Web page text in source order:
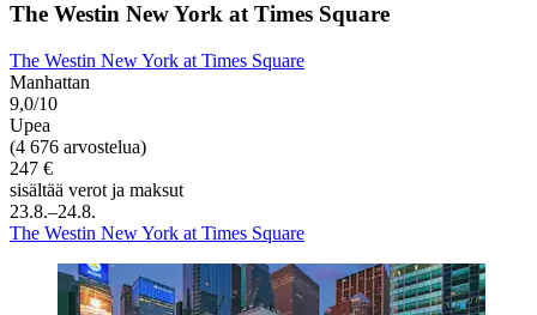
The Westin New York at Times Square
The Westin New York at Times Square
Manhattan
9,0/10
Upea
(4 676 arvostelua)
247 €
sisältää verot ja maksut
23.8.–24.8.
The Westin New York at Times Square